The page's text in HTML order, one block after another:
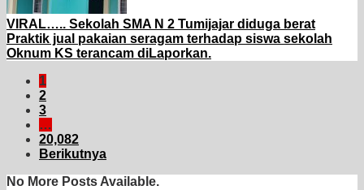
VIRAL….. Sekolah SMA N 2 Tumijajar diduga berat
Praktik jual pakaian seragam terhadap siswa sekolah
Oknum KS terancam diLaporkan.
1
2
3
…
20,082
Berikutnya
No More Posts Available.